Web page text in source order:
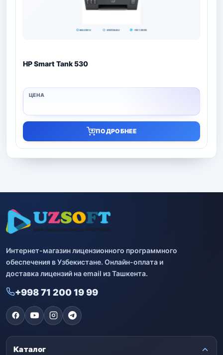
HP Smart Tank 530
ПОДРОБНЕЕ
Интернет-магазин лицензионного программного
обеспечения в Узбекистане. Онлайн-оплата и
доставка лицензий на email из Ташкента.
+998 71 200 19 99
Каталог